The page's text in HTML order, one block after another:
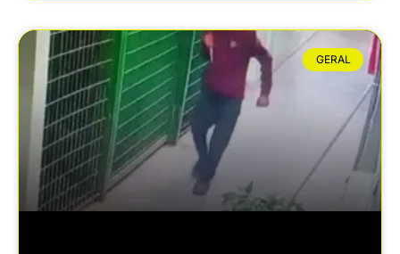
GERAL